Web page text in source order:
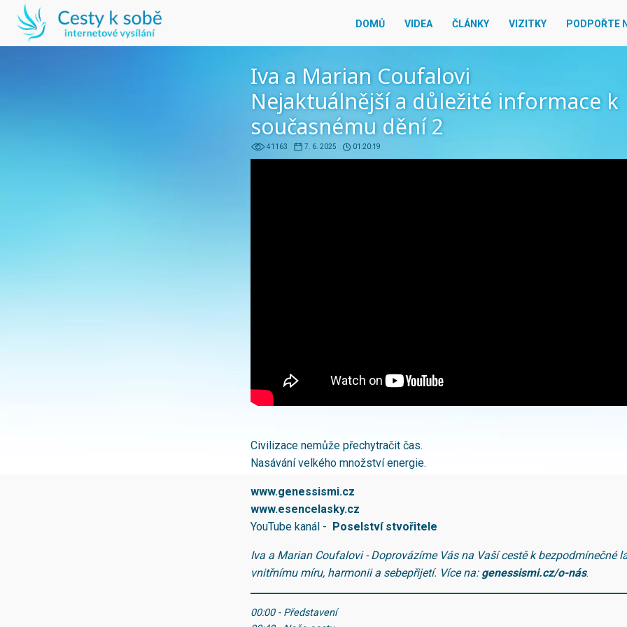
DOMŮ VIDEA ČLÁNKY VIZITKY PODPOŘTE
Iva a Marian Coufalovi
Nejaktuálnější a důležité informace k
současnému dění 2
41163 7. 6. 2025 01:20:19
Civilizace nemůže přechytračit čas.
Nasávání velkého množství energie.
www.genessismi.cz
www.esencelasky.cz
YouTube kanál -
Poselství stvořitele
Iva a Marian Coufalovi - Doprovázíme Vás na Vaší cestě k bezpodmínečné
vnitřnímu míru, harmonii a sebepřijetí. Více na: genessismi.cz/o-nás.
00:00 - Představení